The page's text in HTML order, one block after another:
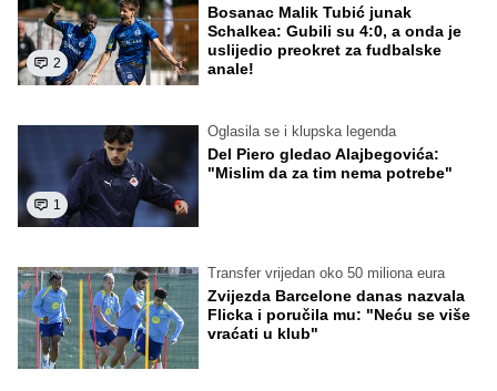
2
Bosanac Malik Tubić junak
Schalkea: Gubili su 4:0, a onda je
uslijedio preokret za fudbalske
anale!
1
Oglasila se i klupska legenda
Del Piero gledao Alajbegovića:
"Mislim da za tim nema potrebe"
Transfer vrijedan oko 50 miliona eura
Zvijezda Barcelone danas nazvala
Flicka i poručila mu: "Neću se više
vraćati u klub"